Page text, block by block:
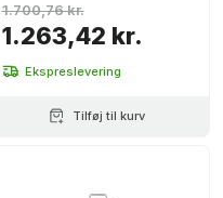
1.263,42 kr.
1.700,76 kr.
Ekspreslevering
Tilføj til kurv